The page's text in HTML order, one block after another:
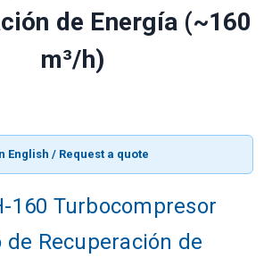
de Energía (~160
m³/h)
English / Request a quote
160 Turbocompresor
Recuperación de